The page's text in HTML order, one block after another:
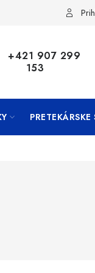
+421 907 299
153
PRETEKÁRSKE